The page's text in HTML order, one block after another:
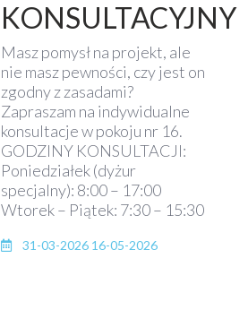
KONSULTACYJNY
Masz pomysł na projekt, ale
nie masz pewności, czy jest on
zgodny z zasadami?
Zapraszam na indywidualne
konsultacje w pokoju nr 16.
GODZINY KONSULTACJI:
Poniedziałek (dyżur
specjalny): 8:00 – 17:00
Wtorek – Piątek: 7:30 – 15:30
31-03-2026 16-05-2026